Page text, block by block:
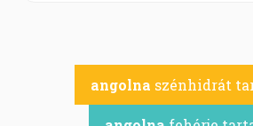
angolna szénhidrát